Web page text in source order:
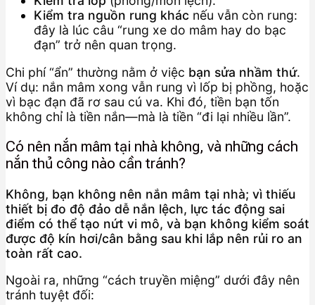
Kiểm tra nguồn rung khác nếu vẫn còn rung:
đây là lúc câu “rung xe do mâm hay do bạc
đạn” trở nên quan trọng.
Chi phí “ẩn” thường nằm ở việc bạn sửa nhầm thứ.
Ví dụ: nắn mâm xong vẫn rung vì lốp bị phồng, hoặc
vì bạc đạn đã rơ sau cú va. Khi đó, tiền bạn tốn
không chỉ là tiền nắn—mà là tiền “đi lại nhiều lần”.
Có nên nắn mâm tại nhà không, và những cách
nắn thủ công nào cần tránh?
Không, bạn không nên nắn mâm tại nhà; vì thiếu
thiết bị đo độ đảo dễ nắn lệch, lực tác động sai
điểm có thể tạo nứt vi mô, và bạn không kiểm soát
được độ kín hơi/cân bằng sau khi lắp nên rủi ro an
toàn rất cao.
Ngoài ra, những “cách truyền miệng” dưới đây nên
tránh tuyệt đối: